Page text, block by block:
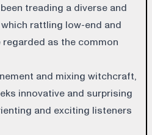
treading a diverse and
rattling low-end and
as the common
and mixing witchcraft,
innovative and surprising
and exciting listeners